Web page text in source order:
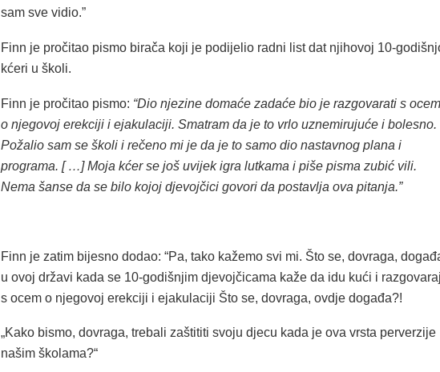
sam sve vidio.”
Finn je pročitao pismo birača koji je podijelio radni list dat njihovoj 10-
kćeri u školi.
Finn je pročitao pismo: “Dio njezine domaće zadaće bio je razgovarati s ocem
o njegovoj erekciji i ejakulaciji. Smatram da je to vrlo uznemirujuće i bolesno.
Požalio sam se školi i rečeno mi je da je to samo dio nastavnog plana i
programa. [ …] Moja kćer se još uvijek igra lutkama i piše pisma zubić vili.
Nema šanse da se bilo kojoj djevojčici govori da postavlja ova pitanja.”
Finn je zatim bijesno dodao: “Pa, tako kažemo svi mi. Što se, dovraga,
u ovoj državi kada se 10-godišnjim djevojčicama kaže da idu kući i
s ocem o njegovoj erekciji i ejakulaciji Što se, dovraga, ovdje događa?!
„Kako bismo, dovraga, trebali zaštititi svoju djecu kada je ova vrsta perverzije
našim školama?“